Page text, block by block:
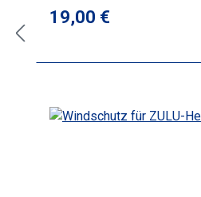
Regulärer Preis:
19,00 €